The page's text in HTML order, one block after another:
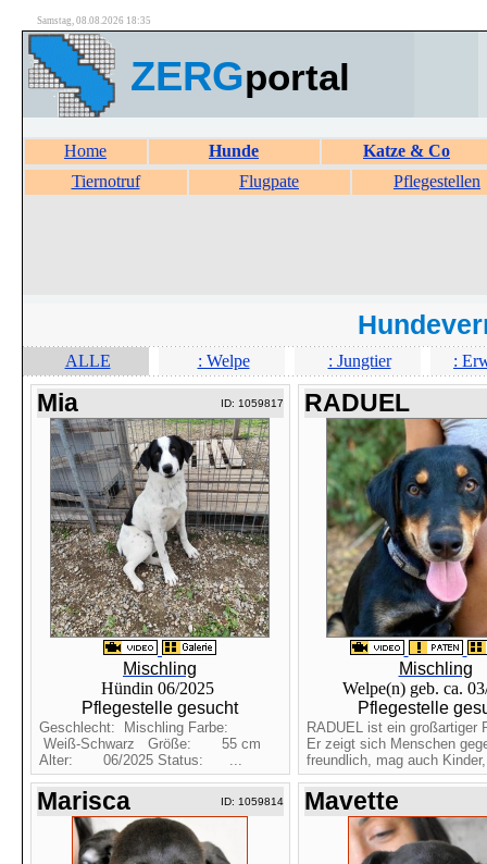
Samstag, 08.08.2026 18:35
ZERGportal
Home Hunde
Katze & Co
Tiernotruf
Flugpate Pflegestellen
ALLE : Welpe : Jungtier :
Mia ID: 1059817
Mischling
Hündin 06/2025
Pflegestelle gesucht
Geschlecht: Mischling Farbe:
Weiß-Schwarz Größe: 55 cm
Alter: 06/2025 Status: ...
RADUEL
Mischling
Welpe(n) geb. ca.
Pflegestelle
RADUEL ist ein großartiger
Er zeigt sich Menschen
freundlich, mag auch
Marisca ID: 1059814 Mavette